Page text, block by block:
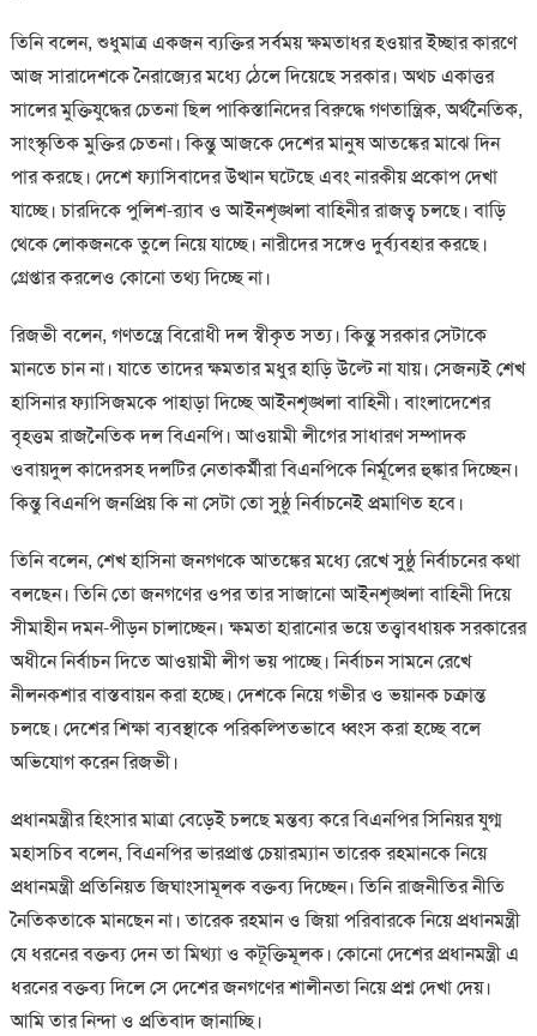
তিনি বলেন, শুধুমাত্র একজন ব্যক্তির সর্বময় ক্ষমতাধর হওয়ার ইচ্ছার কারণে
আজ সারাদেশকে নৈরাজ্যের মধ্যে ঠেলে দিয়েছে সরকার। অথচ একাত্তর
সালের মুক্তিযুদ্ধের চেতনা ছিল পাকিস্তানিদের বিরুদ্ধে গণতান্ত্রিক, অর্থনৈতিক,
সাংস্কৃতিক মুক্তির চেতনা। কিন্তু আজকে দেশের মানুষ আতঙ্কের মাঝে দিন
পার করছে। দেশে ফ্যাসিবাদের উত্থান ঘটেছে এবং নারকীয় প্রকোপ দেখা
যাচ্ছে। চারদিকে পুলিশ-র‌্যাব ও আইনশৃঙ্খলা বাহিনীর রাজত্ব চলছে। বাড়ি
থেকে লোকজনকে তুলে নিয়ে যাচ্ছে। নারীদের সঙ্গেও দুর্ব্যবহার করছে।
গ্রেপ্তার করলেও কোনো তথ্য দিচ্ছে না।
রিজভী বলেন, গণতন্ত্রে বিরোধী দল স্বীকৃত সত্য। কিন্তু সরকার সেটাকে
মানতে চান না। যাতে তাদের ক্ষমতার মধুর হাড়ি উল্টে না যায়। সেজন্যই শেখ
হাসিনার ফ্যাসিজমকে পাহাড়া দিচ্ছে আইনশৃঙ্খলা বাহিনী। বাংলাদেশের
বৃহত্তম রাজনৈতিক দল বিএনপি। আওয়ামী লীগের সাধারণ সম্পাদক
ওবায়দুল কাদেরসহ দলটির নেতাকর্মীরা বিএনপিকে নির্মূলের হুঙ্কার দিচ্ছেন।
কিন্তু বিএনপি জনপ্রিয় কি না সেটা তো সুষ্ঠু নির্বাচনেই প্রমাণিত হবে।
তিনি বলেন, শেখ হাসিনা জনগণকে আতঙ্কের মধ্যে রেখে সুষ্ঠু নির্বাচনের কথা
বলছেন। তিনি তো জনগণের ওপর তার সাজানো আইনশৃঙ্খলা বাহিনী দিয়ে
সীমাহীন দমন-পীড়ন চালাচ্ছেন। ক্ষমতা হারানোর ভয়ে তত্ত্বাবধায়ক সরকারের
অধীনে নির্বাচন দিতে আওয়ামী লীগ ভয় পাচ্ছে। নির্বাচন সামনে রেখে
নীলনকশার বাস্তবায়ন করা হচ্ছে। দেশকে নিয়ে গভীর ও ভয়ানক চক্রান্ত
চলছে। দেশের শিক্ষা ব্যবস্থাকে পরিকল্পিতভাবে ধ্বংস করা হচ্ছে বলে
অভিযোগ করেন রিজভী।
প্রধানমন্ত্রীর হিংসার মাত্রা বেড়েই চলছে মন্তব্য করে বিএনপির সিনিয়র যুগ্ম
মহাসচিব বলেন, বিএনপির ভারপ্রাপ্ত চেয়ারম্যান তারেক রহমানকে নিয়ে
প্রধানমন্ত্রী প্রতিনিয়ত জিঘাংসামূলক বক্তব্য দিচ্ছেন। তিনি রাজনীতির নীতি
নৈতিকতাকে মানছেন না। তারেক রহমান ও জিয়া পরিবারকে নিয়ে প্রধানমন্ত্রী
যে ধরনের বক্তব্য দেন তা মিথ্যা ও কটূক্তিমূলক। কোনো দেশের প্রধানমন্ত্রী এ
ধরনের বক্তব্য দিলে সে দেশের জনগণের শালীনতা নিয়ে প্রশ্ন দেখা দেয়।
আমি তার নিন্দা ও প্রতিবাদ জানাচ্ছি।